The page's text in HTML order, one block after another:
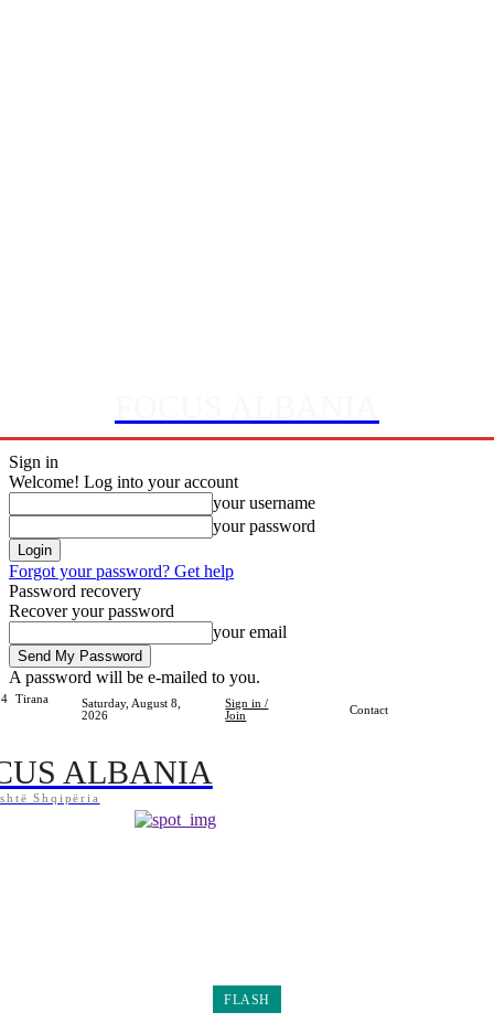
Sign in
Welcome! Log into your account
your username
your password
Forgot your password? Get help
Password recovery
Recover your password
your email
A password will be e-mailed to you.
Tirana
Saturday, August 8,
2026
Sign in /
Join
Contact
ALBANIA
Shqipëria
FLASH